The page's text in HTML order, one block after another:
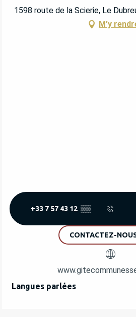
1598 route de la Scierie, Le
M'y
+33 7 57 43 12 ▒▒
CONTACTEZ-
Langues parlées
Langues parlées